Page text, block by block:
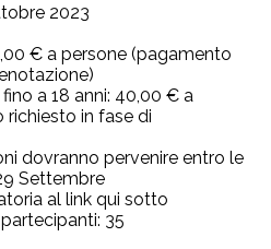
2023
€ a persone (pagamento
a 18 anni: 40,00 € a
in fase di
dovranno pervenire entro le
Settembre
al link qui sotto
35